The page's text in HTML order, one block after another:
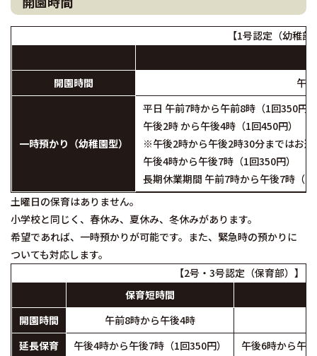
【1号認定（幼稚部
開園時間
午
一時預かり（幼稚園型）
平日 午前7時から午前8時（1回350円）
午後2時 から午後4時（1回450円）
※午後2時から午後2時30分まではお
午後4時から午後7時（1回350円）
長期休業期間 午前7時から午後7時（
土曜日の保育はありません。
小学校と同じく、春休み、夏休み、冬休みがあります。
希望であれば、一時預かりが可能です。また、緊急時の預かりに
ついても対応します。
【2号・3号認定（保育部）】
保育短時間
開園時間
午前8時から午後4時
延長保育
午後4時から午後7時（1回350円）
午後6時から午